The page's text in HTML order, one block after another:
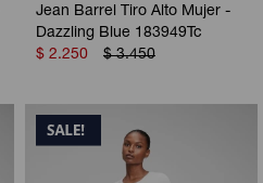
Jean Barrel Tiro Alto Mujer -
Dazzling Blue 183949Tc
$ 2.250 $ 3.450